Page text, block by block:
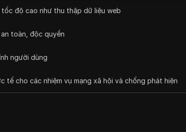
tốc độ cao như thu thập dữ liệu web
toàn, độc quyền
người dùng
tế cho các nhiệm vụ mạng xã hội và chống phát hiện